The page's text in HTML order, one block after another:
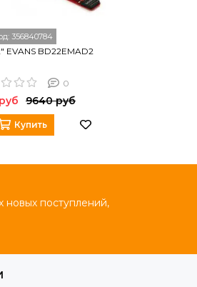
356840784
EVANS BD22EMAD2
0
9640 руб
Купить
новых поступлений,